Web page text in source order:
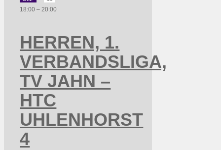
18:00 –20:00
HERREN, 1.
VERBANDSLIGA,
TV JAHN –
HTC
UHLENHORST
4